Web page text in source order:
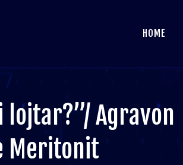
HOME
lojtar?”/ Agravon
Meritonit